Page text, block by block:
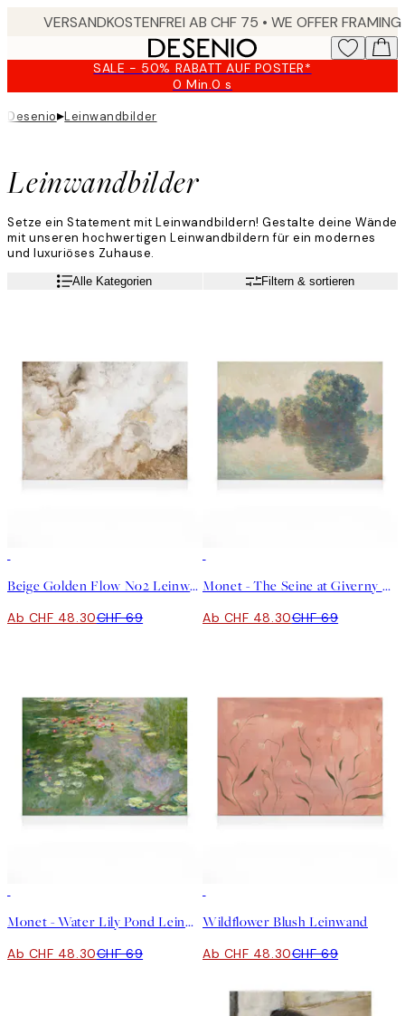
SALE - 50% RABATT AUF POSTER*
0 Min.0 s
Gültig
Desenio▸Leinwandbilder
Leinwandbilder
Setze ein Statement mit Leinwandbildern! Gestalte deine Wände
mit unseren hochwertigen Leinwandbildern für ein modernes
und luxuriöses Zuhause.
Alle Kategorien Filtern & sortieren
Beige Golden Flow No2 Leinwand
Ab CHF 48.30CHF 69
Monet - The Seine at Giverny Leinwand
Ab CHF 48.30CHF 69
Monet - Water Lily Pond Leinwand
Ab CHF 48.30CHF 69
Wildflower Blush Leinwand
Ab CHF 48.30CHF 69